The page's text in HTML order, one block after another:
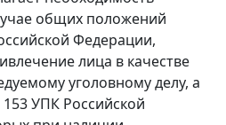
общих положений
Федерации,
лица в качестве
уголовному делу, а
153УПК Российской